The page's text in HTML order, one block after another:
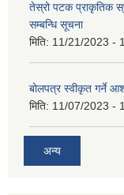
तेस्रो पटक प्राकृतिक
सम्बन्धि सूचना
मिति: 11/21/2023 -
बोलपत्र स्वीकृत गर्ने
मिति: 11/07/2023 -
अन्य